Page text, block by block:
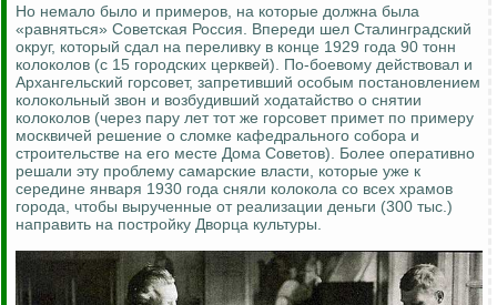
Но немало было и примеров, на которые должна была
«равняться» Советская Россия. Впереди шел Сталинградский
округ, который сдал на переливку в конце 1929 года 90 тонн
колоколов (с 15 городских церквей). По-боевому действовал и
Архангельский горсовет, запретивший особым постановлением
колокольный звон и возбудивший ходатайство о снятии
колоколов (через пару лет тот же горсовет примет по примеру
москвичей решение о сломке кафедрального собора и
строительстве на его месте Дома Советов). Более оперативно
решали эту проблему самарские власти, которые уже к
середине января 1930 года сняли колокола со всех храмов
города, чтобы вырученные от реализации деньги (300 тыс.)
направить на постройку Дворца культуры.